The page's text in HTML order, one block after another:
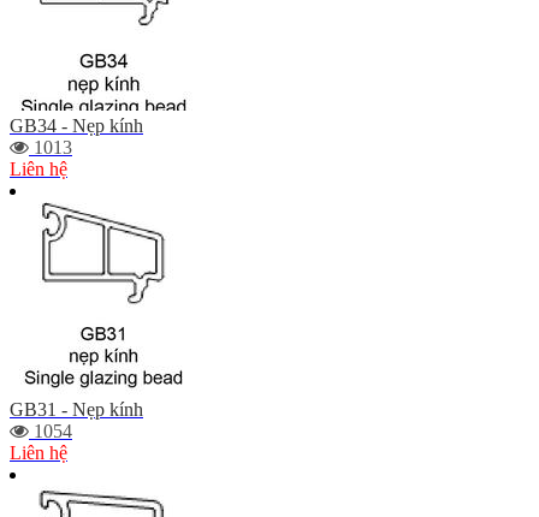
GB34 - Nẹp kính
1013
Liên hệ
GB31 - Nẹp kính
1054
Liên hệ